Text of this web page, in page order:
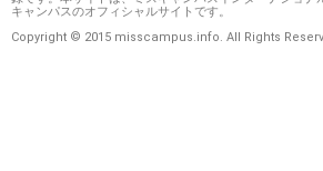
キャンパスのオフィシャルサイトです。
Copyright © 2015 misscampus.info. All Rights